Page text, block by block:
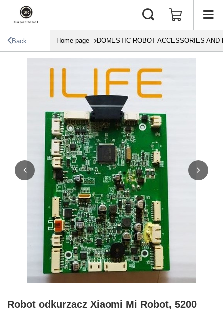
Back Home page DOMESTIC ROBOT ACCESSORIES AND
Robot odkurzacz Xiaomi Mi Robot, 5200